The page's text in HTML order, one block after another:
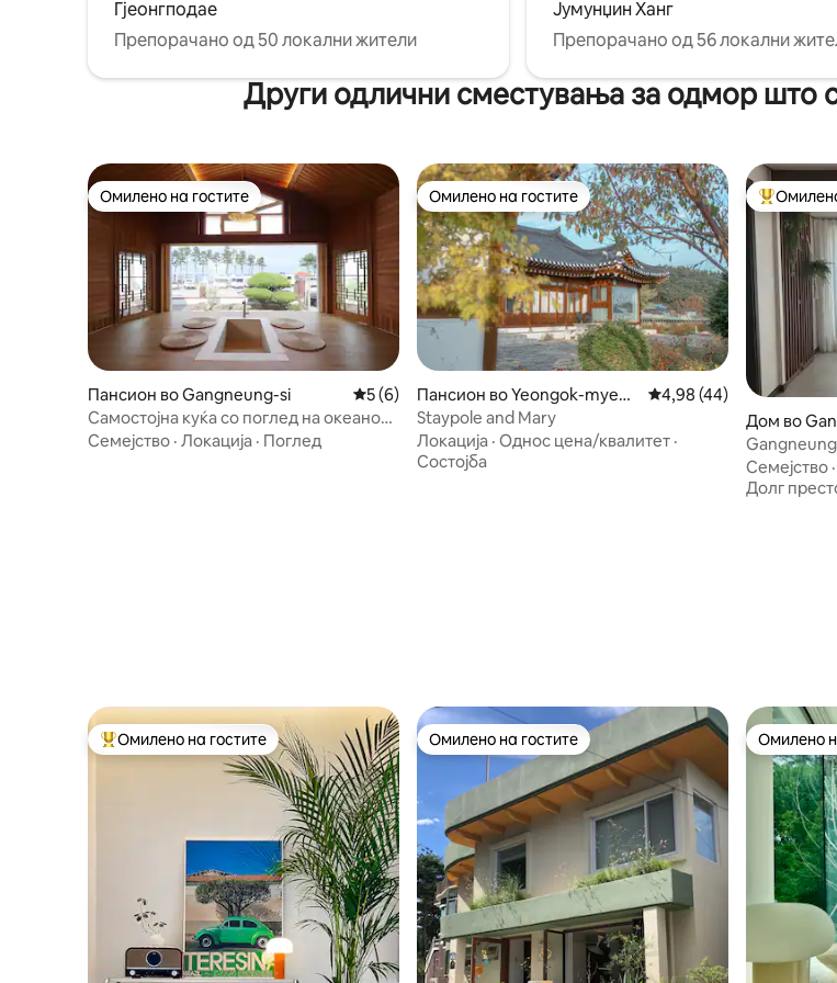
користите! Се надеваме дека ќе имате
релаксирачко и пријатно патување во
најдоброто сместување**
Гјеонгподае
Препорачано од 50 локални жители
Јумунџин Ханг
Препорачано од 56 локални
Други одлични сместувања за одмор што
Омилено на гостите
Омилено на гостите
Пансион во Gangneung-si Просечна оцена: 5 од 5, 6 рецензии
5 (6)
Самостојна куќа со поглед на океанот
во Гангрјунг/Семејно патување во
Семејство · Локација · Поглед
Омилено на гостите
Омилено на гостите
Пансион во Yeongok-myeo
n, Gangneung-si
Просечна оцена: 4,98
4,98 (44)
Staypole and Mary
Локација · Однос цена/квалитет ·
Состојба
Меѓу
Дом во
Gyoridan-
Семејство ·
Долг
Меѓу најуспешните „Омилени на гостите“
Омилено на гостите Омилено на гостите
Омилено на гостите Омилено
Омилено